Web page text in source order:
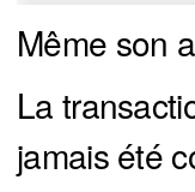
Même son
La
jamais été